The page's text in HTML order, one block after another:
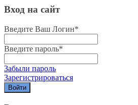
Вход на сайт
Введите Ваш Логин*
Введите пароль*
Забыли пароль
Зарегистрироваться